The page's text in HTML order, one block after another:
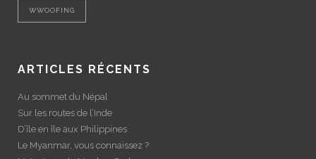
WWOOFING
ARTICLES RÉCENTS
Au sommet du Népal
Sur les routes de l’Inde
D’île en île aux Philippines
Le Myanmar, vous connaissez ?